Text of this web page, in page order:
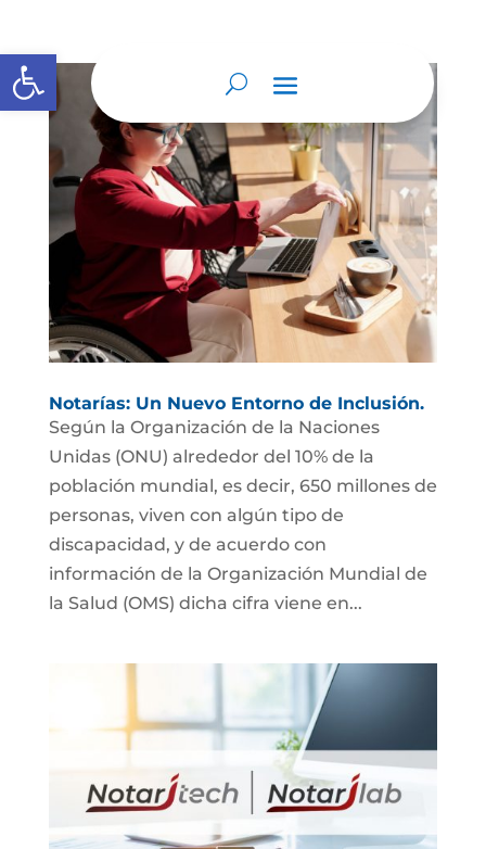
Abrir barra de herramientas
Notarías: Un Nuevo Entorno de Inclusión.
Según la Organización de la Naciones
Unidas (ONU) alrededor del 10% de la
población mundial, es decir, 650 millones de
personas, viven con algún tipo de
discapacidad, y de acuerdo con
información de la Organización Mundial de
la Salud (OMS) dicha cifra viene en...